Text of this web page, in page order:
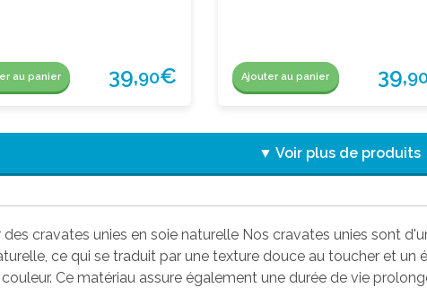
au panier 39,90€ Ajouter au panier 39,
▼ Voir plus de produits
cravates unies en soie naturelle Nos cravates unies sont
ce qui se traduit par une texture douce au toucher et
Ce matériau assure également une durée de vie